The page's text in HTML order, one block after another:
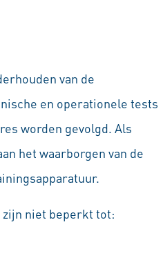
van de
en operationele tests
worden gevolgd. Als
het waarborgen van de
zijn niet beperkt tot: